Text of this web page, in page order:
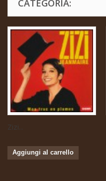
CATEGORIA:
Zizi...
Aggiungi al carrello